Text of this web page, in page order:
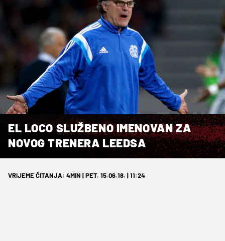
EL LOCO SLUŽBENO IMENOVAN ZA
NOVOG TRENERA LEEDSA
VRIJEME ČITANJA: 4MIN | PET. 15.06.18. | 11:24